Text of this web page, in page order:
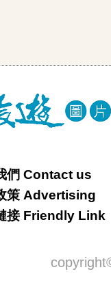
們 Contact us
策 Advertising
接 Friendly Link